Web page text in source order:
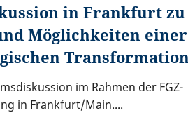
in Frankfurt zu
Möglichkeiten einer
Transformation
im Rahmen der FGZ-
in Frankfurt/Main.